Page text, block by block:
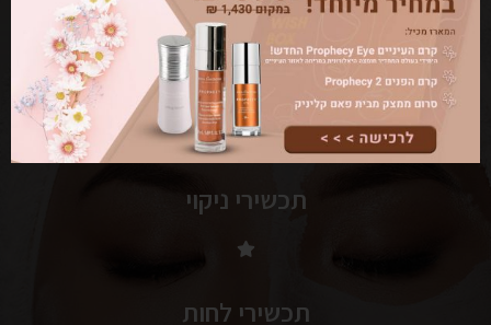
מוצרי DERMALOGICA מיוצרים בארצות הברית
תכשירי ניקוי
תכשירי לחות